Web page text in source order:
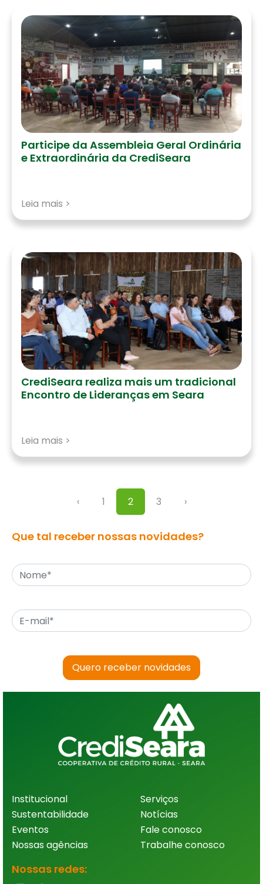
Participe da Assembleia Geral Ordinária
e Extraordinária da CrediSeara
Leia mais >
CrediSeara realiza mais um tradicional
Encontro de Lideranças em Seara
Leia mais >
‹ 1 2 3 ›
Que tal receber nossas novidades?
Quero receber novidades
Institucional
Sustentabilidade
Eventos
Nossas agências
Nossas redes:
Serviços
Notícias
Fale conosco
Trabalhe conosco